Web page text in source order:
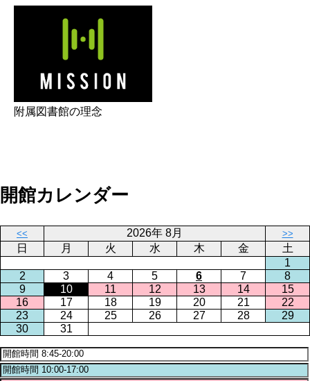
附属図書館の理念
開館カレンダー
<< 2026年 8月 >>
日 月 火 水 木 金
土
1
2
3 4 5 6 7
8
9
10 11 12 13 14
15
16
17 18 19 20 21
22
23
24 25 26 27 28
29
30
31